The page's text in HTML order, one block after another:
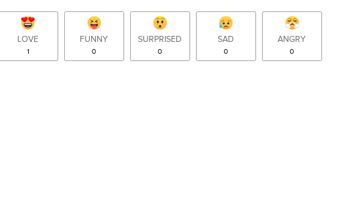
LOVE
1
FUNNY
0
SURPRISED
0
SAD
0
ANGRY
0